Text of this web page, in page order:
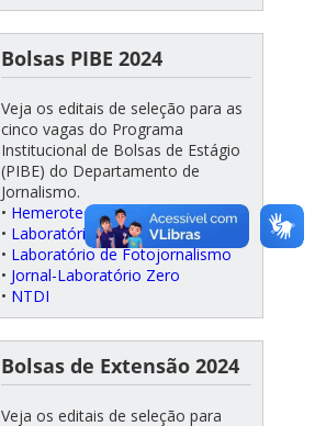
Bolsas PIBE 2024
Veja os editais de seleção para as
cinco vagas do Programa
Institucional de Bolsas de Estágio
(PIBE) do Departamento de
Jornalismo.
• Hemeroteca/Coordenação
• Laboratório de Radiojornalismo
• Laboratório de Fotojornalismo
• Jornal-Laboratório Zero
• NTDI
Bolsas de Extensão 2024
Veja os editais de seleção para